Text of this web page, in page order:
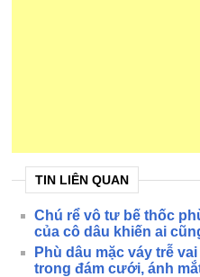
TIN LIÊN QUAN
Chú rể vô tư bế thốc
của cô dâu khiến ai
Phù dâu mặc váy trễ
trong đám cưới, ánh